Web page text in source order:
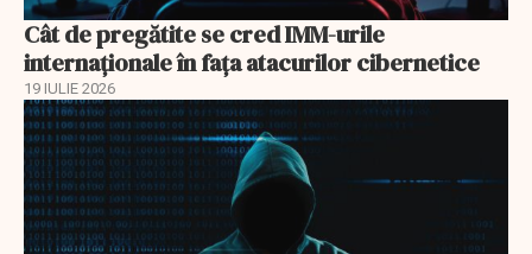
Cât de pregătite se cred IMM-urile
internaționale în fața atacurilor cibernetice
19 IULIE 2026